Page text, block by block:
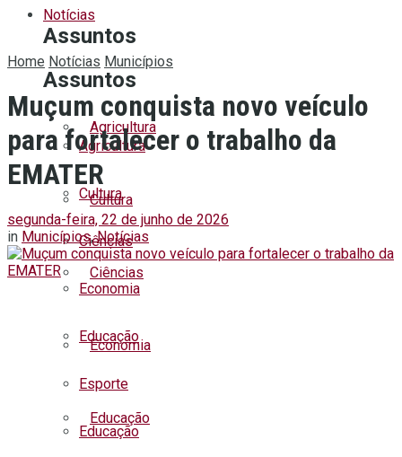
Assuntos
Agricultura
Cultura
Ciências
Economia
Educação
Notícias
Assuntos
Agricultura
Cultura
Ciências
Economia
Educação
Esporte
Educação
Home Notícias Municípios
Muçum conquista novo veículo
para fortalecer o trabalho da
EMATER
segunda-feira, 22 de junho de 2026
in Municípios,Notícias